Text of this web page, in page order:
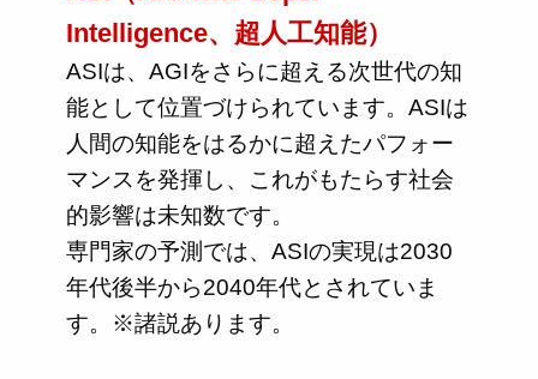
Intelligence、超人工知能）
ASIは、AGIをさらに超える次世代の知
能として位置づけられています。ASIは
人間の知能をはるかに超えたパフォー
マンスを発揮し、これがもたらす社会
的影響は未知数です。
専門家の予測では、ASIの実現は2030
年代後半から2040年代とされていま
す。※諸説あります。